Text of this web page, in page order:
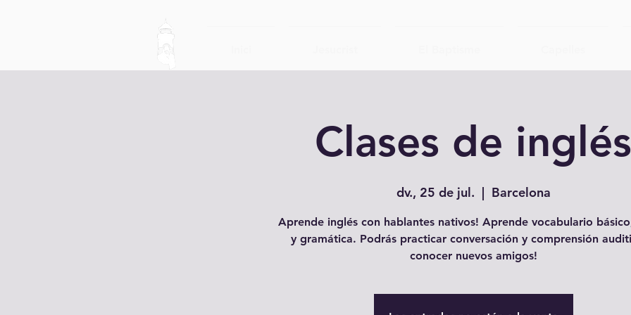
Clases de inglés
dv., 25 de jul.
  |
Barcelona
Aprende inglés con hablantes nativos! Aprende vocabulario
y gramática. Podrás practicar conversación y comprensión
conocer nuevos amigos!